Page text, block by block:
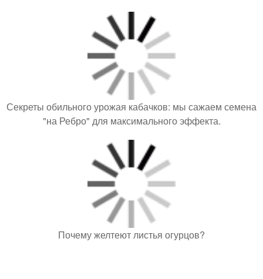
Секреты обильного урожая кабачков: мы сажаем семена
"на Ребро" для максимального эффекта.
Почему желтеют листья огурцов?